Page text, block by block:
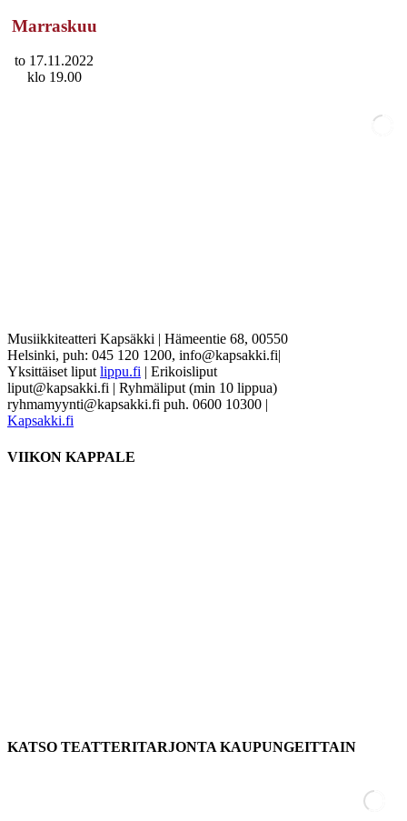
Marraskuu
to 17.11.2022
klo 19.00
Musiikkiteatteri Kapsäkki
Hämeentie 68, 00550
Helsinki, puh: 045 120 1200, info@kapsakki.fi
Yksittäiset liputlippu.fi | Erikoisliput
liput@kapsakki.fi | Ryhmäliput (min 10 lippua)
ryhmamyynti@kapsakki.fi puh. 0600 10300
Kapsakki.fi
VIIKON KAPPALE
KATSO TEATTERITARJONTA KAUPUNGEITTAIN